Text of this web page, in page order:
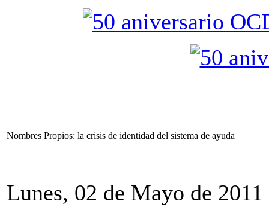
Nombres Propios: la crisis de identidad del sistema de ayuda
Lunes, 02 de Mayo de 2011